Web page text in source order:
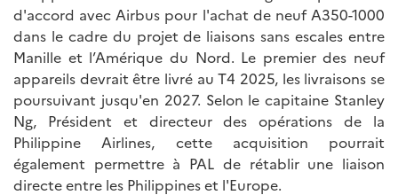
d'accord avec Airbus pour l'achat de neuf A350-1000
dans le cadre du projet de liaisons sans escales entre
Manille et l’Amérique du Nord. Le premier des neuf
appareils devrait être livré au T4 2025, les livraisons se
poursuivant jusqu'en 2027. Selon le capitaine Stanley
Ng, Président et directeur des opérations de la
Philippine Airlines, cette acquisition pourrait
également permettre à PAL de rétablir une liaison
directe entre les Philippines et l'Europe.